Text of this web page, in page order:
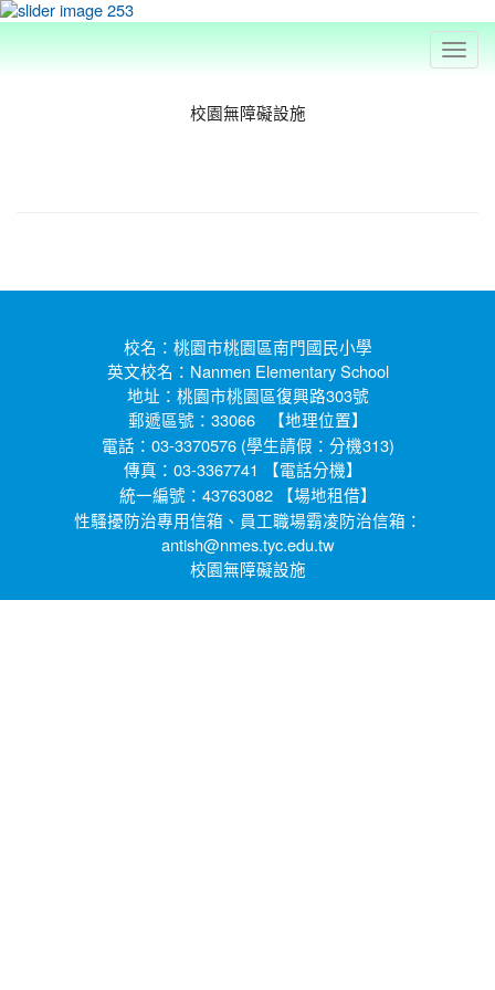
校園無障礙設施
校名：桃園市桃園區南門國民小學
英文校名：Nanmen Elementary School
地址：桃園市桃園區復興路303號
郵遞區號：33066 【地理位置】
電話：03-3370576 (學生請假：分機313)
傳真：03-3367741 【電話分機】
統一編號：43763082 【場地租借】
性騷擾防治專用信箱、員工職場霸凌防治信箱：
antish@nmes.tyc.edu.tw
校園無障礙設施